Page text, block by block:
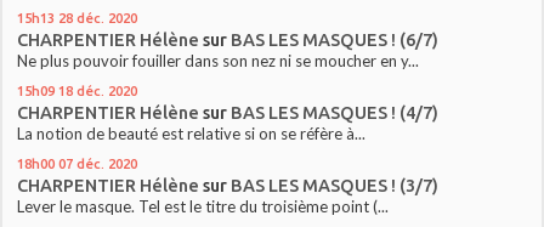
15h13 28 déc. 2020
CHARPENTIER Hélène sur BAS LES MASQUES ! (6/7)
Ne plus pouvoir fouiller dans son nez ni se moucher en y...
15h09 18 déc. 2020
CHARPENTIER Hélène sur BAS LES MASQUES ! (4/7)
La notion de beauté est relative si on se réfère à...
18h00 07 déc. 2020
CHARPENTIER Hélène sur BAS LES MASQUES ! (3/7)
Lever le masque. Tel est le titre du troisième point (...